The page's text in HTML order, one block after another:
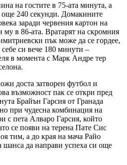
на гостите в 75-ата минута, а
240 секунди. Домакините
заради червения картон на
в 86-ата. Вратарят на скромния
пък може да се гордее,
себе си вече 180 минути –
в момента с Марк Андре тер
доста затворен футбол и
възможност пак се откри пред
Брайън Гарсия от Гранада
при чудесна комбинация на
с пета Алваро Гарсия, който
се появи на терена Пате Сис
тим, а до края на мача Райо
шанса да направи успеха си още